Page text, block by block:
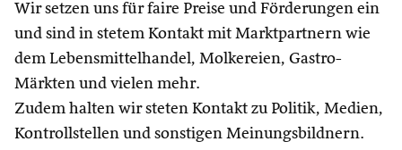
Wir setzen uns für faire Preise und Förderungen ein
und sind in stetem Kontakt mit Marktpartnern wie
dem Lebensmittelhandel, Molkereien, Gastro-
Märkten und vielen mehr.
Zudem halten wir steten Kontakt zu Politik, Medien,
Kontrollstellen und sonstigen Meinungsbildnern.